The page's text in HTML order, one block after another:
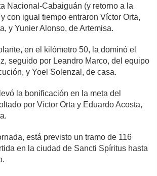
Nacional-Cabaiguán (y retorno a la
con igual tiempo entraron Víctor Orta,
y Yunier Alonso, de Artemisa.
en el kilómetro 50, la dominó el
seguido por Leandro Marco, del equipo
y Yoel Solenzal, de casa.
la bonificación en la meta del
por Víctor Orta y Eduardo Acosta,
está previsto un tramo de 116
en la ciudad de Sancti Spíritus hasta